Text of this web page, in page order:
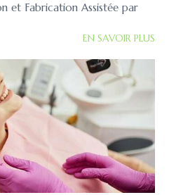
et Fabrication Assistée par
EN SAVOIR PLUS